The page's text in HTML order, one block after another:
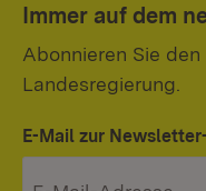
Immer auf dem
Abonnieren Sie
Landesregierung.
E-Mail zur